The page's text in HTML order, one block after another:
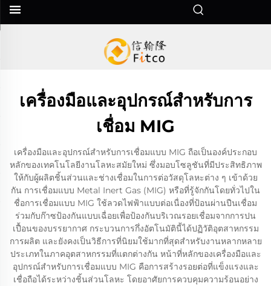
เครื่องมือและอุปกรณ์สำหรับการ
เชื่อม MIG
เครื่องมือและอุปกรณ์สำหรับการเชื่อมแบบ MIG ถือเป็นองค์ประกอบ
หลักของเทคโนโลยีงานโลหะสมัยใหม่ ซึ่งมอบโซลูชันที่มีประสิทธิภาพ
ให้กับผู้ผลิตชิ้นส่วนและช่างเชื่อมในการต่อวัสดุโลหะต่าง ๆ เข้าด้วย
กัน การเชื่อมแบบ Metal Inert Gas (MIG) หรือที่รู้จักกันโดยทั่วไปใน
ชื่อการเชื่อมแบบ MIG ใช้ลวดไฟฟ้าแบบต่อเนื่องที่ป้อนผ่านปืนเชื่อม
ร่วมกับก๊าซป้องกันแบบเฉื่อยเพื่อป้องกันบริเวณรอยเชื่อมจากการปน
เปื้อนของบรรยากาศ กระบวนการกึ่งอัตโนมัตินี้ได้ปฏิวัติอุตสาหกรรม
การผลิต และยังคงเป็นวิธีการที่นิยมใช้มากที่สุดสำหรับงานหลากหลาย
ประเภทในภาคอุตสาหกรรมที่แตกต่างกัน หน้าที่หลักของเครื่องมือและ
อุปกรณ์สำหรับการเชื่อมแบบ MIG คือการสร้างรอยต่อที่แข็งแรงและ
เชื่อถือได้ระหว่างชิ้นส่วนโลหะ โดยอาศัยการควบคุมความร้อนอย่าง